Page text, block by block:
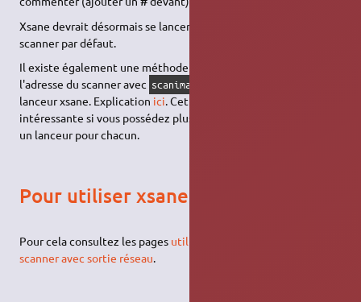
Xsane devrait désormais se lancer directement avec votre
scanner par défaut.
Il existe également une méthode consistant à récupérer
l'adresse du scanner avec scanimage -L
lanceur xsane. Explication ici. Cette méthode peut-être
intéressante si vous possédez plusieurs scanners, afin de créer
un lanceur pour chacun.
Pour utiliser xsane en réseau
Pour cela consultez les pages utiliser un scanner en réseau
scanner avec sortie réseau.